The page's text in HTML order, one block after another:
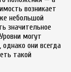
возникает
небольшой
значительное
могут
они всегда
такой